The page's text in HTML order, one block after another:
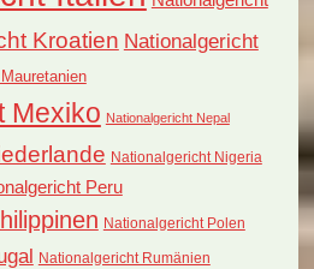
Kroatien Nationalgericht
Mexiko Nationalgericht Nepal
Nationalgericht Nigeria
Peru
Nationalgericht Polen
Nationalgericht Rumänien